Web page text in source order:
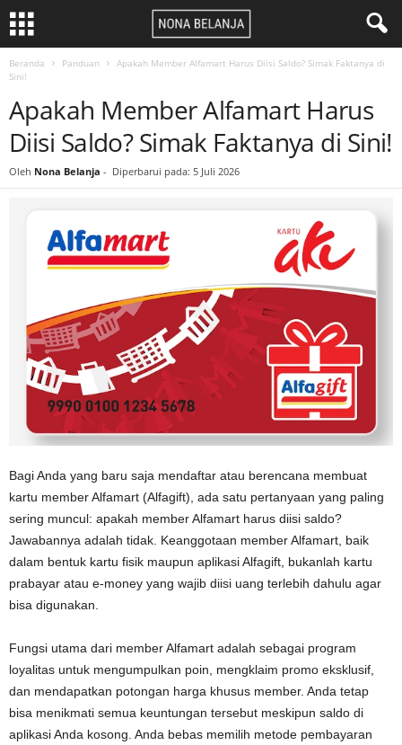
Beranda Panduan
Apakah Member Alfamart Harus Diisi Saldo? Simak Faktanya di
Sini!
Apakah Member Alfamart Harus
Diisi Saldo? Simak Faktanya di Sini!
Oleh Nona Belanja - Diperbarui pada: 5 Juli 2026
Bagi Anda yang baru saja mendaftar atau berencana membuat
kartu member Alfamart (Alfagift), ada satu pertanyaan yang paling
sering muncul: apakah member Alfamart harus diisi saldo?
Jawabannya adalah tidak. Keanggotaan member Alfamart, baik
dalam bentuk kartu fisik maupun aplikasi Alfagift, bukanlah kartu
prabayar atau e-money yang wajib diisi uang terlebih dahulu agar
bisa digunakan.
Fungsi utama dari member Alfamart adalah sebagai program
loyalitas untuk mengumpulkan poin, mengklaim promo eksklusif,
dan mendapatkan potongan harga khusus member. Anda tetap
bisa menikmati semua keuntungan tersebut meskipun saldo di
aplikasi Anda kosong. Anda bebas memilih metode pembayaran